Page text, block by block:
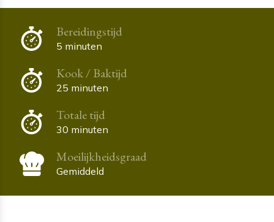
Bereidingstijd
5 minuten
Kook / Baktijd
25 minuten
Totale tijd
30 minuten
Moeilijkheidsgraad
Gemiddeld